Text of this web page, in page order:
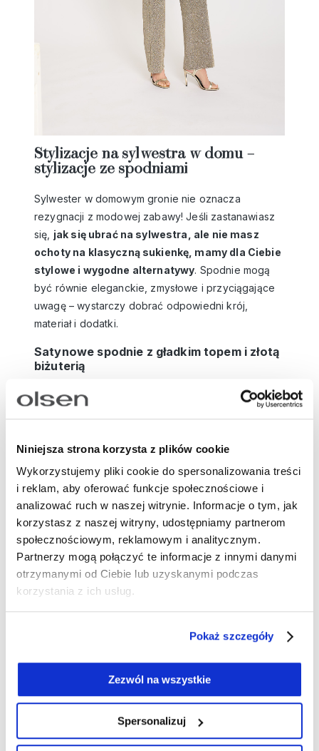
Niniejsza strona korzysta z plików cookie
Wykorzystujemy pliki cookie do spersonalizowania treści
i reklam, aby oferować funkcje społecznościowe i
analizować ruch w naszej witrynie. Informacje o tym, jak
korzystasz z naszej witryny, udostępniamy partnerom
społecznościowym, reklamowym i analitycznym.
Partnerzy mogą połączyć te informacje z innymi danymi
otrzymanymi od Ciebie lub uzyskanymi podczas
korzystania z ich usług.
Pokaż szczegóły
Zezwól na wszystkie
Spersonalizuj
Stylizacje na sylwestra w domu –
stylizacje ze spodniami
Sylwester w domowym gronie nie oznacza
rezygnacji z modowej zabawy! Jeśli zastanawiasz
się, jak się ubrać na sylwestra , ale nie masz
ochoty na klasyczną sukienkę, mamy dla Ciebie
stylowe i wygodne alternatywy. Spodnie mogą
być równie eleganckie, zmysłowe i przyciągające
uwagę – wystarczy dobrać odpowiedni krój,
materiał i dodatki.
Satynowe spodnie z gładkim topem i złotą
biżuterią
Jeśli uwielbiasz subtelną elegancję i zależy Ci na
satynowe spodnie będą idealnym
delikatnego pudrowego różu pięknie odbijają
światło, dzięki czemu prezentują się luksusowo i
kobieco nawet w kameralnym domowym świetle.
Połącz je z gładkim topem na cienkich ramiączkach
– w bieli, écru lub w kolorze spodni – aby stworzyć
spójną, wysmakowaną całość.
Złota biżuteria podbije efekt glamour: pomyśl o
błyszczących kolczykach w stylu retro lub
delikatnym naszyjniku, który subtelnie podkreśli
baleriny z połyskiem albo eleganckie sandały na
Jeansy w różnych krojach zestawione z
topami i brokatowymi akcentami
Masz ochotę na coś swobodniejszego, ale nadal z
efektem WOW?Postaw na jeansy– ten